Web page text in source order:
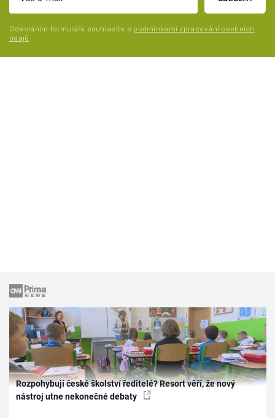
Odesláním formuláře souhlasíte s podmínkami zpracování osobních
údajů
Rozpohybují české školství ředitelé? Resort věří, že nový
nástroj utne nekonečné debaty